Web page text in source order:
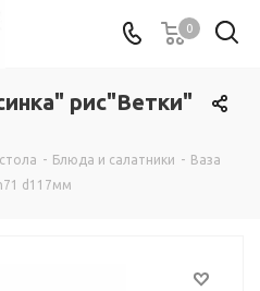
0
рис"Ветки"
- Блюда и салатники - Ваза
d117мм